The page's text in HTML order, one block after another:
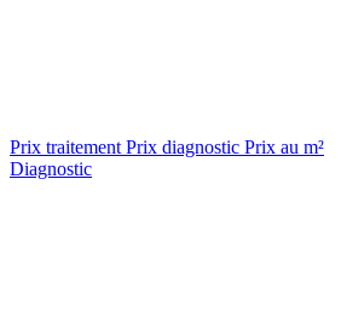
Prix traitement Prix diagnostic Prix au m²
Diagnostic